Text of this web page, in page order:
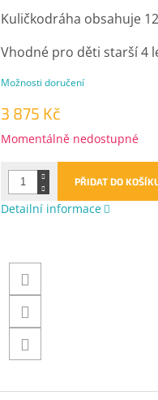
3 875 Kč
Měrná
Momentálně nedostupné
Možnosti doručení
PŘIDAT DO
Kuličkodráha obsahuje
Vhodné pro děti starší 4
Detailní informace